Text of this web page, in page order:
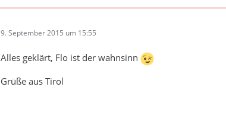
9. September 2015 um 15:55
Alles geklärt, Flo ist der wahnsinn
Grüße aus Tirol